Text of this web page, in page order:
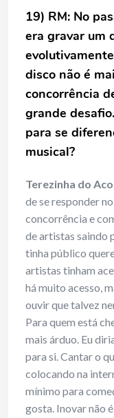
19) RM: No
era gravar um
disco não é
concorrência
grande
para se
musical?
Terezinha do
de se responder
concorrência e
de artistas saindo
tinha público
artistas tinham
há muito acesso,
ouvir que talvez
Para quem está
mais árduo. Eu
para si. Cantar o
colocando na
mínimo para
gosta. Inovar não